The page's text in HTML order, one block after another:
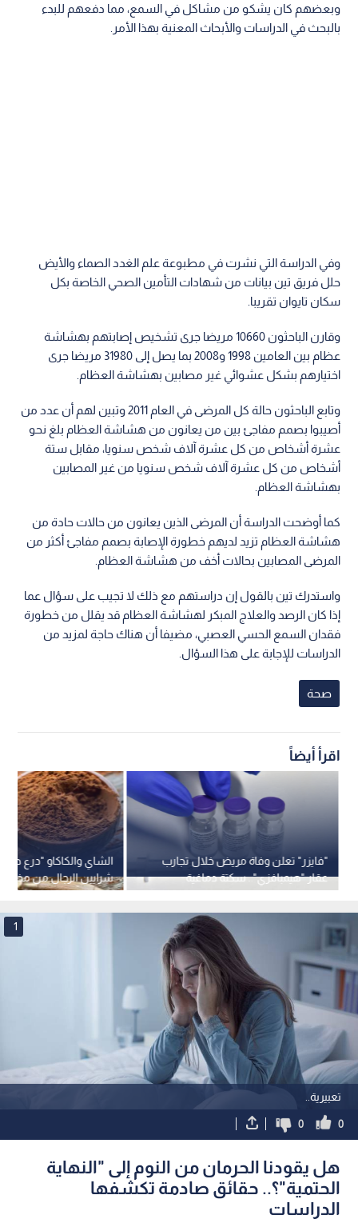
وبعضهم كان يشكو من مشاكل في السمع، مما دفعهم للبدء
بالبحث في الدراسات والأبحاث المعنية بهذا الأمر.
وفي الدراسة التي نشرت في مطبوعة علم الغدد الصماء والأيض
حلل فريق تين بيانات من شهادات التأمين الصحي الخاصة بكل
سكان تايوان تقريبا.
وقارن الباحثون 10660 مريضا جرى تشخيص إصابتهم بهشاشة
عظام بين العامين 1998 و2008 بما يصل إلى 31980 مريضا جرى
اختيارهم بشكل عشوائي غير مصابين بهشاشة العظام.
وتابع الباحثون حالة كل المرضى في العام 2011 وتبين لهم أن عدد من
أصيبوا بصمم مفاجئ بين من يعانون من هشاشة العظام بلغ نحو
عشرة أشخاص من كل عشرة آلاف شخص سنويا، مقابل ستة
أشخاص من كل عشرة آلاف شخص سنويا من غير المصابين
بهشاشة العظام.
كما أوضحت الدراسة أن المرضى الذين يعانون من حالات حادة من
هشاشة العظام تزيد لديهم خطورة الإصابة بصمم مفاجئ أكثر من
المرضى المصابين بحالات أخف من هشاشة العظام.
واستدرك تين بالقول إن دراستهم مع ذلك لا تجيب على سؤال عما
إذا كان الرصد والعلاج المبكر لهشاشة العظام قد يقلل من خطورة
فقدان السمع الحسي العصبي، مضيفا أن هناك حاجة لمزيد من
الدراسات للإجابة على هذا السؤال.
صحة
اقرأ أيضاً
الشاي والكاكاو "درع
شرايين الرجال من
الطويل
"فايزر" تعلن وفاة مريض خلال تجارب
عقار "هيمبافزي".. سكتة دماغية
ونزيف يثيران المخاوف
تعبيرية..
1
0
0
هل يقودنا الحرمان من النوم إلى "النهاية
الحتمية"؟.. حقائق صادمة تكشفها
الدراسات